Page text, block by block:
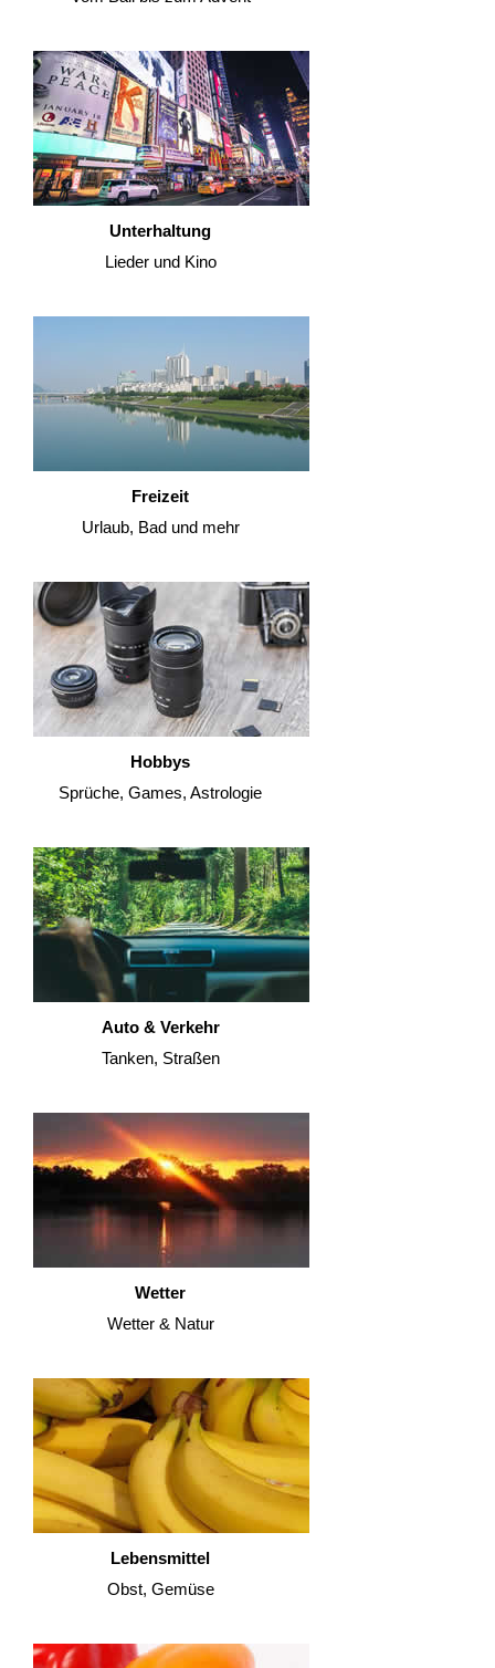
Unterhaltung
Lieder und Kino
Freizeit
Urlaub, Bad und mehr
Hobbys
Sprüche, Games, Astrologie
Auto & Verkehr
Tanken, Straßen
Wetter
Wetter & Natur
Lebensmittel
Obst, Gemüse